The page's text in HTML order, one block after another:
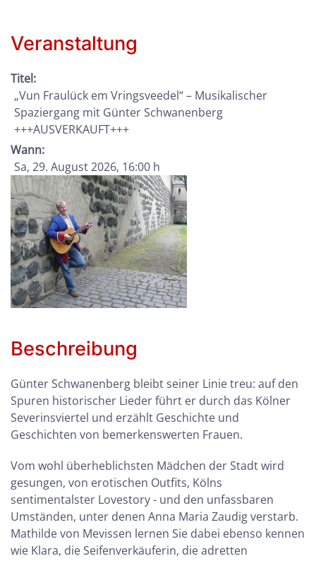
Veranstaltung
Titel:
„Vun Fraulück em Vringsveedel“ – Musikalischer
Spaziergang mit Günter Schwanenberg
+++AUSVERKAUFT+++
Wann:
Sa, 29. August 2026, 16:00 h
Beschreibung
Günter Schwanenberg bleibt seiner Linie treu: auf den
Spuren historischer Lieder führt er durch das Kölner
Severinsviertel und erzählt Geschichte und
Geschichten von bemerkenswerten Frauen.
Vom wohl überheblichsten Mädchen der Stadt wird
gesungen, von erotischen Outfits, Kölns
sentimentalster Lovestory - und den unfassbaren
Umständen, unter denen Anna Maria Zaudig verstarb.
Mathilde von Mevissen lernen Sie dabei ebenso kennen
wie Klara, die Seifenverkäuferin, die adretten